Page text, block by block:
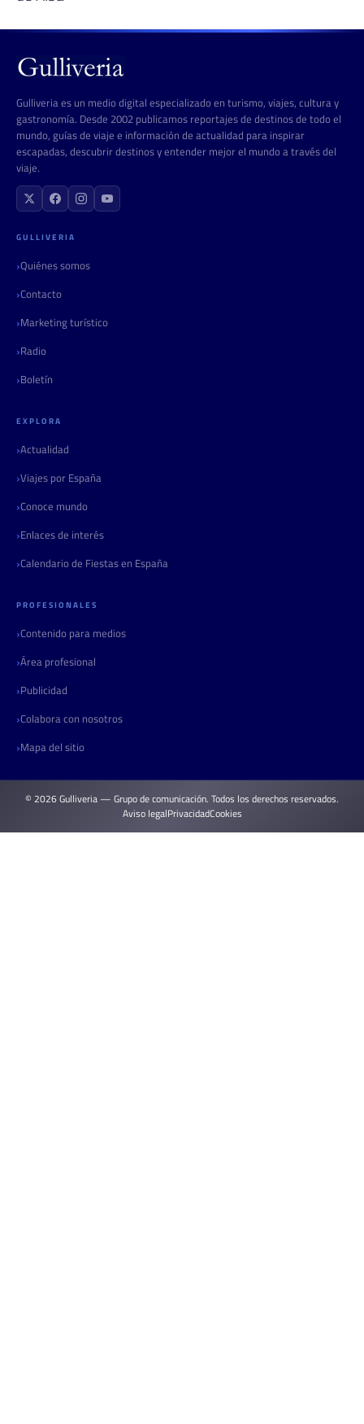
Gulliveria es un medio digital especializado en turismo, viajes, cultura y
gastronomía. Desde 2002 publicamos reportajes de destinos de todo el
mundo, guías de viaje e información de actualidad para inspirar
escapadas, descubrir destinos y entender mejor el mundo a través del
viaje.
GULLIVERIA
Quiénes somos
Contacto
Marketing turístico
Radio
Boletín
EXPLORA
Actualidad
Viajes por España
Conoce mundo
Enlaces de interés
Calendario de Fiestas en España
PROFESIONALES
Contenido para medios
Área profesional
Publicidad
Colabora con nosotros
Mapa del sitio
© 2026 Gulliveria — Grupo de comunicación. Todos los derechos reservados.
Aviso legalPrivacidadCookies